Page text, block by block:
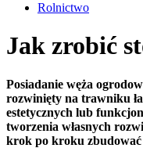
Rolnictwo
Jak zrobić
Posiadanie węża
rozwinięty na trawniku
estetycznych lub
tworzenia własnych
krok po kroku zbudować